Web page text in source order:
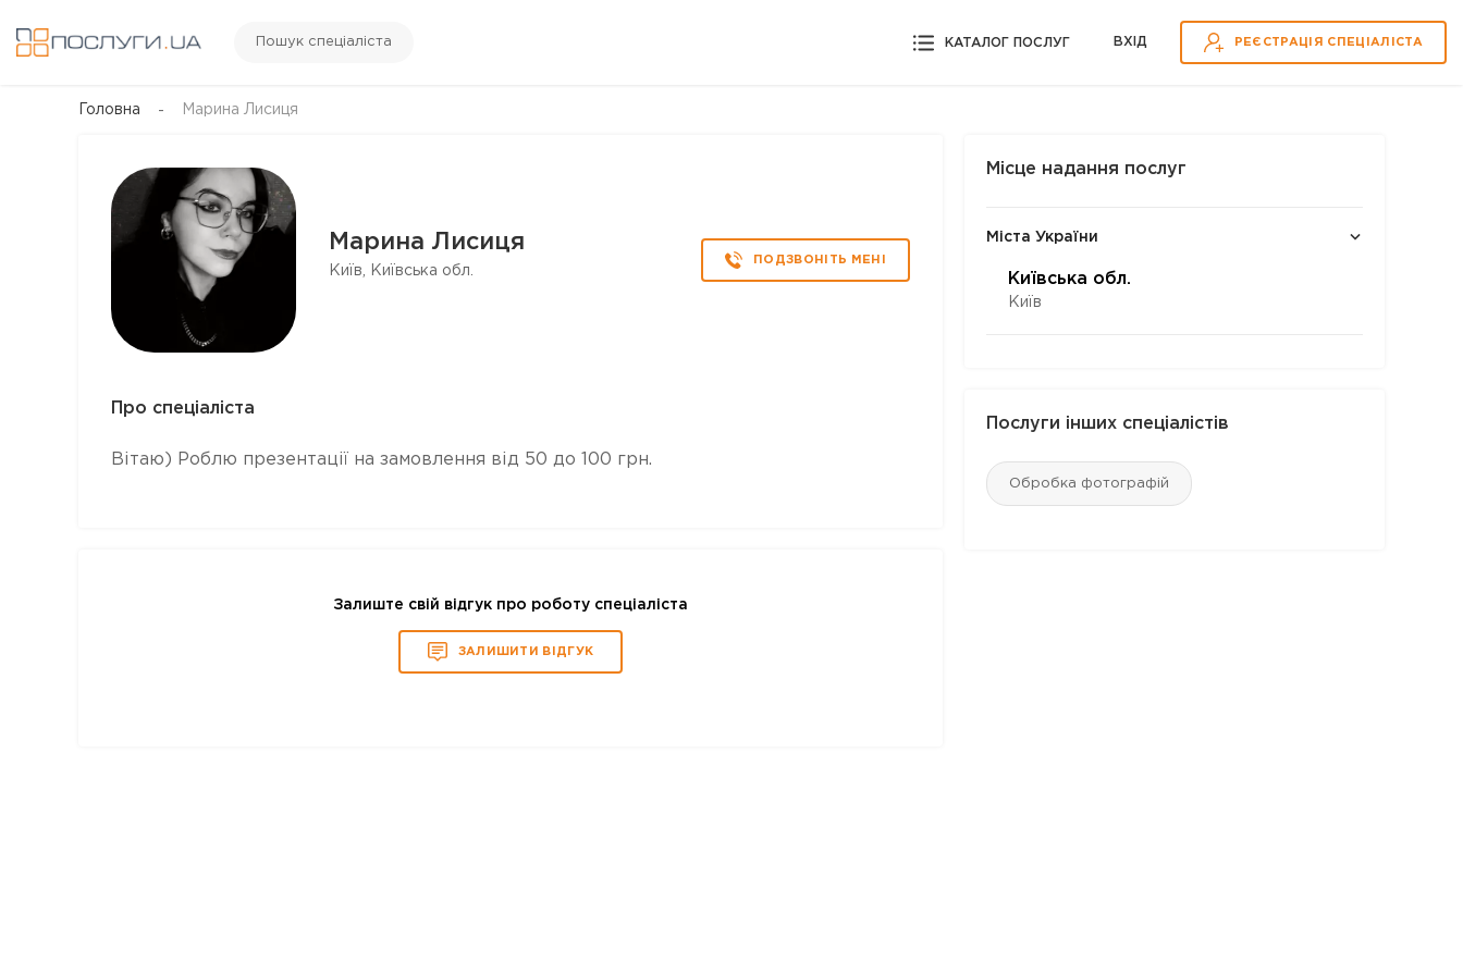
Пошук спеціаліста КАТАЛОГ ПОСЛУГ ВХІД РЕЄСТРАЦІЯ СПЕЦІАЛІСТА
Головна Марина Лисиця
Марина Лисиця
Київ, Київська обл.
ПОДЗВОНІТЬ МЕНІ
Про спеціаліста
Вітаю) Роблю презентації на замовлення від 50 до 100 грн.
Залиште свій відгук про роботу спеціаліста
ЗАЛИШИТИ ВІДГУК
Місце надання послуг
Міста України
Київська обл.
Київ
Послуги інших спеціалістів
Обробка фотографій